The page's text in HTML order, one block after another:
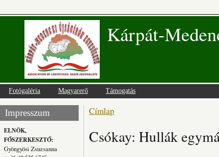
Kárpát-
Fotógaléria Magyarerő Támogatás
Impresszum
ELNÖK,
FŐSZERKESZTŐ:
Gyöngyösi Zsuzsanna
Jelenlegi hely
Címlap
Csókay: Hullák